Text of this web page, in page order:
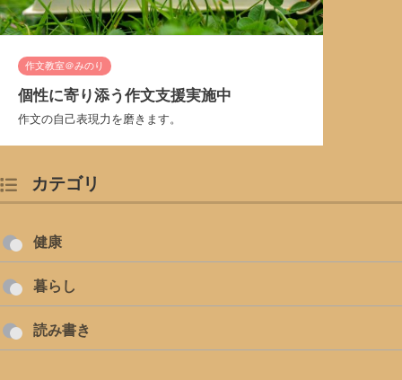
作文教室＠みのり
個性に寄り添う作文支援実施中
作文の自己表現力を磨きます。
カテゴリ
健康
暮らし
読み書き